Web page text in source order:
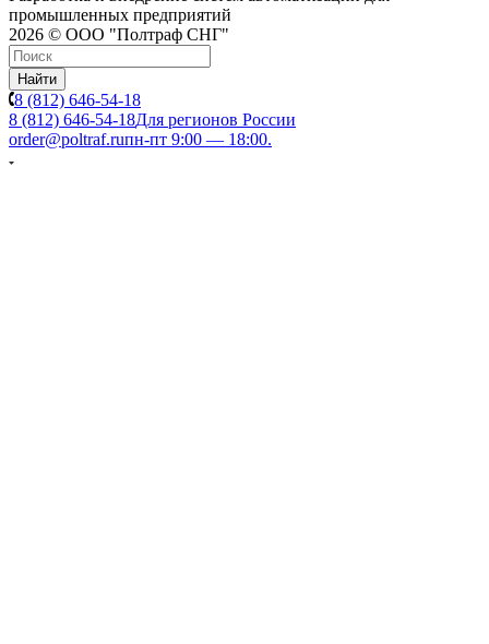
промышленных предприятий
2026 © ООО "Полтраф СНГ"
Найти
8 (812) 646-54-18
8 (812) 646-54-18Для регионов России
order@poltraf.ruпн-пт 9:00 — 18:00.